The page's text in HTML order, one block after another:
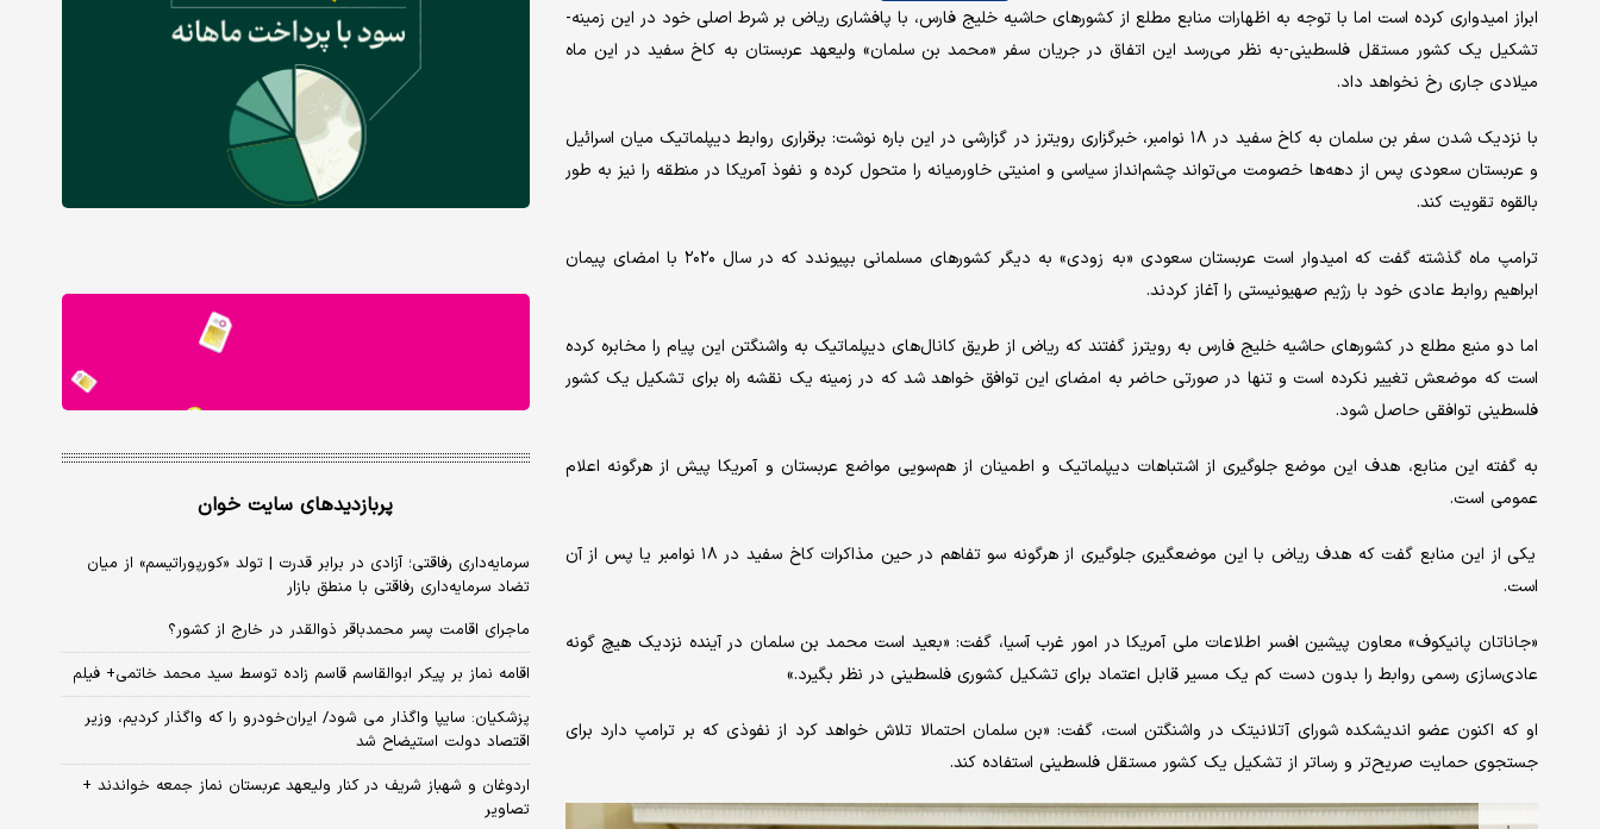
ابراز امیدواری کرده است اما با توجه به اظهارات منابع مطلع از کشورهای حاشیه خلیج فارس، با پافشاری ریاض بر شرط اصلی خود در این زمینه-
تشکیل یک کشور مستقل فلسطینی-به نظر می‌رسد این اتفاق در جریان سفر «محمد بن سلمان» ولیعهد عربستان به کاخ سفید در این ماه
میلادی جاری رخ نخواهد داد.
با نزدیک شدن سفر بن سلمان به کاخ سفید در ۱۸ نوامبر، خبرگزاری رویترز در گزارشی در این باره نوشت: برقراری روابط دیپلماتیک میان اسرائیل
و عربستان سعودی پس از دهه‌ها خصومت می‌تواند چشم‌انداز سیاسی و امنیتی خاورمیانه را متحول کرده و نفوذ آمریکا در منطقه را نیز به طور
بالقوه تقویت کند.
ترامپ ماه گذشته گفت که امیدوار است عربستان سعودی «به زودی» به دیگر کشورهای مسلمانی بپیوندد که در سال ۲۰۲۰ با امضای پیمان
ابراهیم روابط عادی خود با رژیم صهیونیستی را آغاز کردند.
اما دو منبع مطلع در کشورهای حاشیه خلیج ‌فارس به رویترز گفتند که ریاض از طریق کانال‌های دیپلماتیک به واشنگتن این پیام را مخابره کرده
است که موضعش تغییر نکرده است و تنها در صورتی حاضر به امضای این توافق خواهد شد که در زمینه یک نقشه راه برای تشکیل یک کشور
فلسطینی توافقی حاصل شود.
به گفته این منابع، هدف این موضع جلوگیری از اشتباهات دیپلماتیک و اطمینان از هم‌سویی مواضع عربستان و آمریکا پیش از هرگونه اعلام
عمومی است.
یکی از این منابع گفت که هدف ریاض با این موضعگیری جلوگیری از هرگونه سو تفاهم در حین مذاکرات کاخ سفید در ۱۸ نوامبر یا پس از آن
است.
«جاناتان پانیکوف» معاون پیشین افسر اطلاعات ملی آمریکا در امور غرب آسیا، گفت: «بعید است محمد بن سلمان در آینده نزدیک هیچ گونه
عادی‌سازی رسمی روابط را بدون دست کم یک مسیر قابل اعتماد برای تشکیل کشوری فلسطینی در نظر بگیرد.»
او که اکنون عضو اندیشکده شورای آتلانیتک در واشنگتن است، گفت: «بن سلمان احتمالا تلاش خواهد کرد از نفوذی که بر ترامپ دارد برای
جستجوی حمایت صریح‌تر و رساتر از تشکیل یک کشور مستقل فلسطینی استفاده کند.
پربازدیدهای سایت خوان
سرمایه‌داری رفاقتی؛ آزادی در برابر قدرت | تولد «کورپوراتیسم» از میان
تضاد سرمایه‌داری رفاقتی با منطق بازار
ماجرای اقامت پسر محمدباقر ذوالقدر در خارج از کشور؟
اقامه نماز بر پیکر ابوالقاسم قاسم زاده توسط سید محمد خاتمی+ فیلم
پزشکیان: سایپا واگذار می شود/ ایران‌خودرو را که واگذار کردیم، وزیر
اقتصاد دولت استیضاح شد
اردوغان و شهباز شریف در کنار ولیعهد عربستان نماز جمعه خواندند +
تصاویر